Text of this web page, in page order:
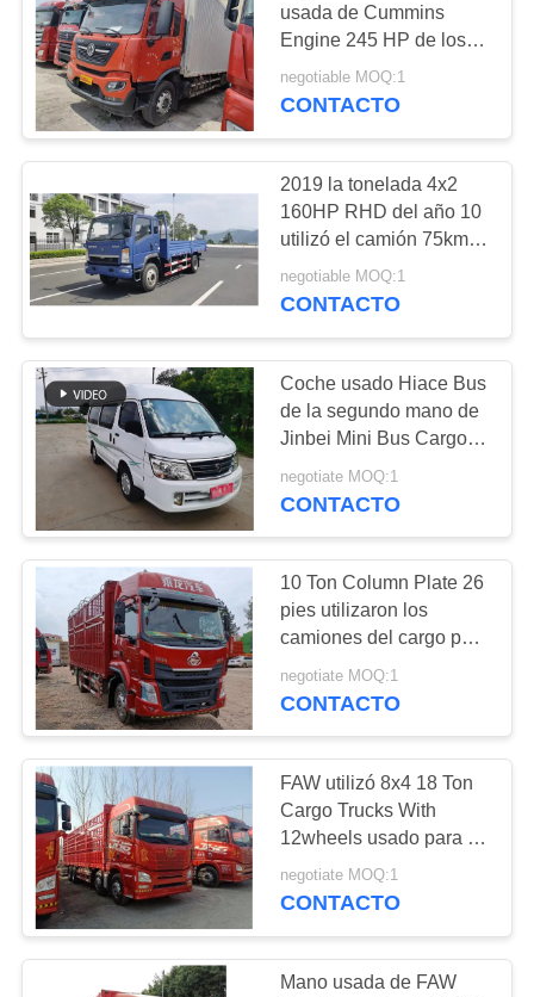
LA
FÁBRICA
CONTROL
DE
CALIDAD
ÉNTRENOS
EN
CONTACTO
CON
UNA
CITA
MAPA
DEL
SITIO
POLÍTICA
DE
PRIVACIDAD
usada de Cummins
Engine 245 HP de los
camiones del cargo 10
metros de alta cabina
negotiable MOQ:1
CONTACTO
2019 la tonelada 4x2
160HP RHD del año 10
utilizó el camión 75km/H
del cargo
negotiable MOQ:1
CONTACTO
Coche usado Hiace Bus
de la segundo mano de
Jinbei Mini Bus Cargo
Van 8seater 2017
negotiate MOQ:1
CONTACTO
10 Ton Column Plate 26
pies utilizaron los
camiones del cargo para
el negocio del transporte
en buenas condiciones
negotiate MOQ:1
CONTACTO
FAW utilizó 8x4 18 Ton
Cargo Trucks With
12wheels usado para el
uso del cargo en buenas
condiciones
negotiate MOQ:1
CONTACTO
Mano usada de FAW